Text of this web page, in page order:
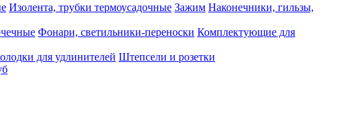
Изолента, трубки термоусадочные Зажим Наконечники, гильзы,
Фонари, светильники-переноски Комплектующие для
для удлинителей Штепсели и розетки